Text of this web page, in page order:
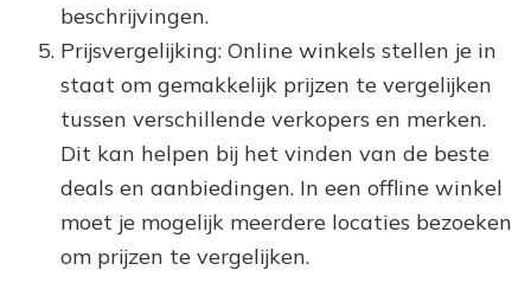
beschrijvingen.
Prijsvergelijking: Online winkels stellen je in
staat om gemakkelijk prijzen te vergelijken
tussen verschillende verkopers en merken.
Dit kan helpen bij het vinden van de beste
deals en aanbiedingen. In een offline winkel
moet je mogelijk meerdere locaties bezoeken
om prijzen te vergelijken.